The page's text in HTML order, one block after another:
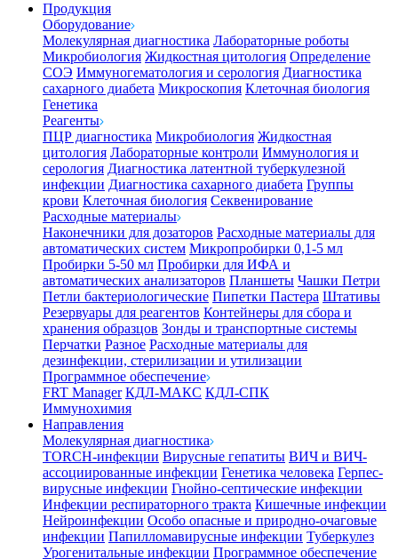
Продукция
Оборудование
Молекулярная диагностика Лабораторные роботы
Микробиология Жидкостная цитология Определение
СОЭ Иммуногематология и серология Диагностика
сахарного диабета Микроскопия Клеточная биология
Генетика
Реагенты
ПЦР диагностика Микробиология Жидкостная
цитология Лабораторные контроли Иммунология и
серология Диагностика латентной туберкулезной
инфекции Диагностика сахарного диабета Группы
крови Клеточная биология Секвенирование
Расходные материалы
Наконечники для дозаторов Расходные материалы для
автоматических систем Микропробирки 0,1-5 мл
Пробирки 5-50 мл Пробирки для ИФА и
автоматических анализаторов Планшеты Чашки Петри
Петли бактериологические Пипетки Пастера Штативы
Резервуары для реагентов Контейнеры для сбора и
хранения образцов Зонды и транспортные системы
Перчатки Разное Расходные материалы для
дезинфекции, стерилизации и утилизации
Программное обеспечение
FRT Manager КДЛ-МАКС КДЛ-СПК
Иммунохимия
Направления
Молекулярная диагностика
TORCH-инфекции Вирусные гепатиты ВИЧ и ВИЧ-
ассоциированные инфекции Генетика человека Герпес-
вирусные инфекции Гнойно-септические инфекции
Инфекции респираторного тракта Кишечные инфекции
Нейроинфекции Особо опасные и природно-очаговые
инфекции Папилломавирусные инфекции Туберкулез
Урогенитальные инфекции Программное обеспечение